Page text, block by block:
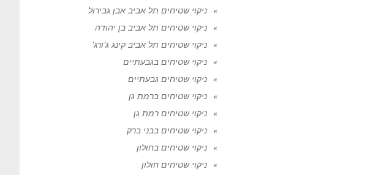
ניקוי שטיחים תל אביב אבן גבירול
ניקוי שטיחים תל אביב בן יהודה
ניקוי שטיחים תל אביב קינג ג'ורג'
ניקוי שטיחים בגבעתיים
ניקוי שטיחים גבעתיים
ניקוי שטיחים ברמת גן
ניקוי שטיחים רמת גן
ניקוי שטיחים בבני ברק
ניקוי שטיחים בחולון
ניקוי שטיחים חולון